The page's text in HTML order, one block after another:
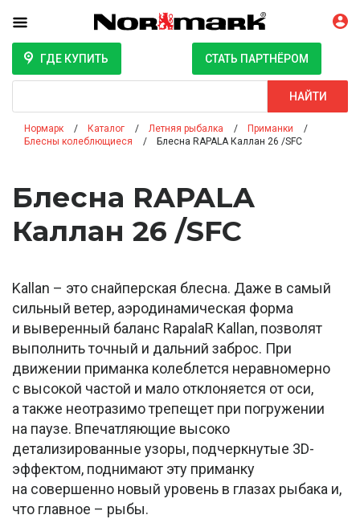
ГДЕ КУПИТЬ СТАТЬ ПАРТНЁРОМ
НАЙТИ
Нормарк Каталог Летняя рыбалка
Приманки
Блесны колеблющиеся
Блесна RAPALA Каллан 26 /SFC
Блесна RAPALA
Каллан 26 /SFC
Kallan – это снайперская блесна. Даже в самый
сильный ветер, аэродинамическая форма
и выверенный баланс RapalaR Kallan, позволят
выполнить точный и дальний заброс. При
движении приманка колеблется неравномерно
с высокой частой и мало отклоняется от оси,
а также неотразимо трепещет при погружении
на паузе. Впечатляющие высоко
детализированные узоры, подчеркнутые 3D-
эффектом, поднимают эту приманку
на совершенно новый уровень в глазах рыбака и,
что главное – рыбы.